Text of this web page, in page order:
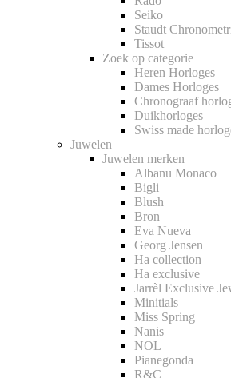
Seiko
Staudt
Tissot
Zoek op categorie
Heren Horloges
Dames Horloges
Chronograaf
Duikhorloges
Swiss made
Juwelen
Juwelen merken
Albanu Monaco
Bigli
Blush
Bron
Eva Nueva
Georg Jensen
Ha collection
Ha exclusive
Jarrèl Exclusive
Minitials
Miss Spring
Nanis
NOL
Pianegonda
R&C